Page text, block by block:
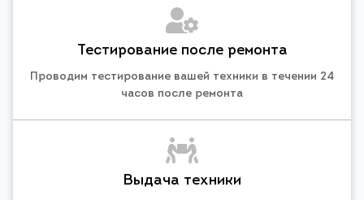
Тестирование после ремонта
Проводим тестирование вашей техники в течении 24
часов после ремонта
Выдача техники